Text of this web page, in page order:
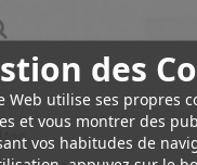
des
Web utilise ses propres
et vous montrer des
vos habitudes de